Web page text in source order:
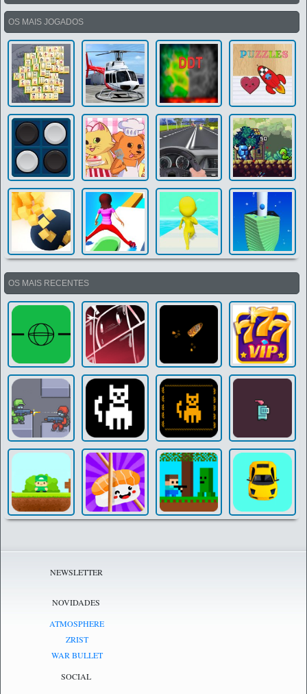
OS MAIS JOGADOS
OS MAIS RECENTES
NEWSLETTER
NOVIDADES
ATMOSPHERE
ZRIST
WAR BULLET
SOCIAL